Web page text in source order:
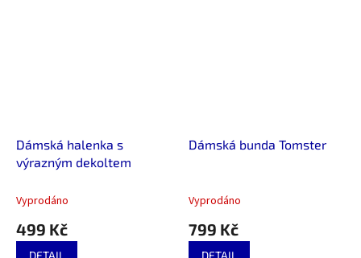
Dámská halenka s
výrazným dekoltem
Vyprodáno
499 Kč
DETAIL
Dámská bunda Tomster
Vyprodáno
799 Kč
DETAIL